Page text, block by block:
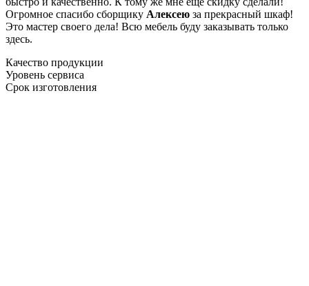
Огромное спасибо сборщику Алексею за прекрасный шкаф!
Это мастер своего дела! Всю мебель буду заказывать только
здесь.
Качество продукции
Уровень сервиса
Срок изготовления